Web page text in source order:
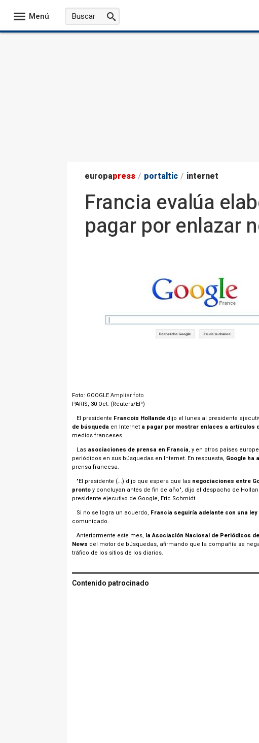
Menú
europapress / portaltic / internet
Francia evalúa
pagar por enlazar
Foto: GOOGLEAmpliar foto
PARIS, 30 Oct. (Reuters/EP) -
El presidente Francois Hollande dijo el lunes al presidente
de búsqueda en Internet a pagar por mostrar enlaces a artículos
medios franceses.
Las asociaciones de prensa en Francia, y en otros países
periódicos en sus búsquedas en Internet. En respuesta, Google ha
prensa francesa.
"El presidente (...) dijo que espera que las negociaciones entre
prontoy concluyan antes de fin de año", dijo el despacho de
presidente ejecutivo de Google, Eric Schmidt.
Si no se logra un acuerdo, Francia seguiría adelante con una
comunicado.
Anteriormente este mes, la Asociación Nacional de Periódicos
News del motor de búsquedas, afirmando que la compañía se
tráfico de los sitios de los diarios.
Contenido patrocinado